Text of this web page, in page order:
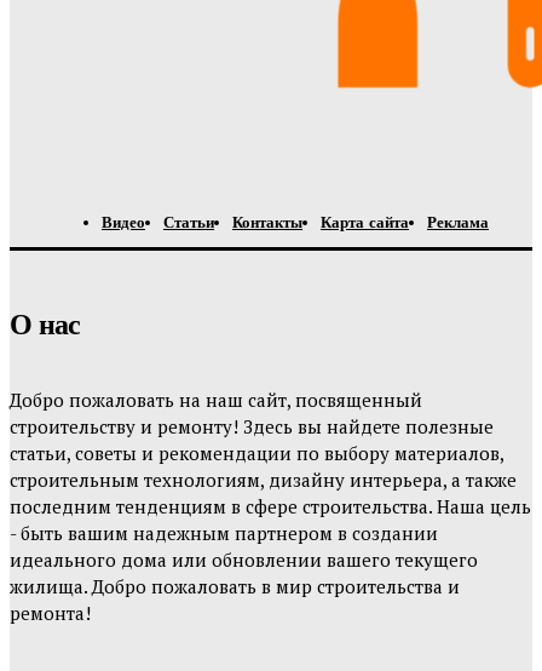
Видео Статьи Контакты Карта сайта Реклама
О нас
Добро пожаловать на наш сайт, посвященный
строительству и ремонту! Здесь вы найдете полезные
статьи, советы и рекомендации по выбору материалов,
строительным технологиям, дизайну интерьера, а также
последним тенденциям в сфере строительства. Наша цель
- быть вашим надежным партнером в создании
идеального дома или обновлении вашего текущего
жилища. Добро пожаловать в мир строительства и
ремонта!